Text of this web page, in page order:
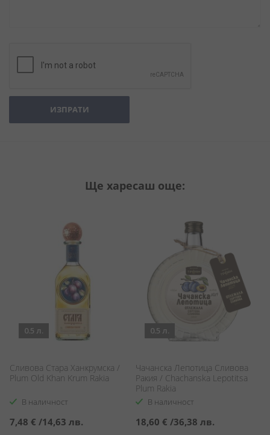
ИЗПРАТИ
Ще харесаш още:
0.5 л.
Сливова Стара Ханкрумска /
Plum Old Khan Krum Rakia
В наличност
7,48 € /14,63 лв.
0.5 л.
Чачанска Лепотица Сливова
Ракия / Chachanska Lepotitsa
Plum Rakia
В наличност
18,60 € /36,38 лв.